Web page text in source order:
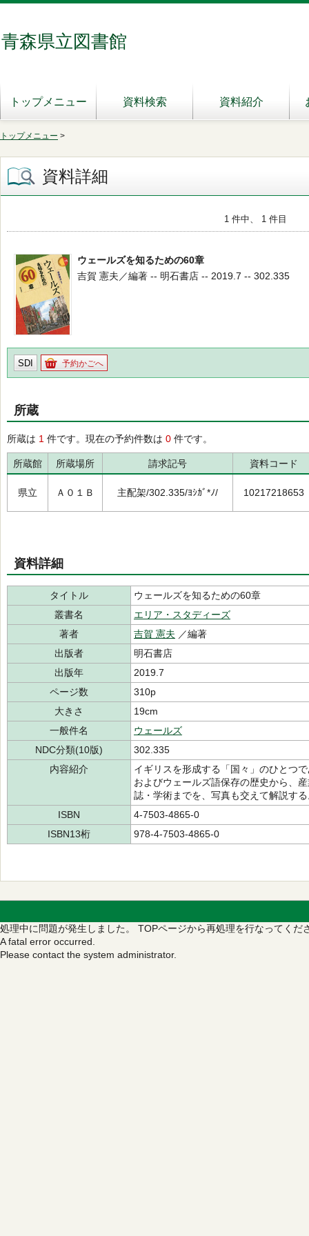
青森県立図書館
トップメニュー 資料検索 資料紹介
トップメニュー >
資料詳細
1 件中、 1 件目
ウェールズを知るための60章
吉賀 憲夫／編著 -- 明石書店 -- 2019.7 -- 302.335
SDI 予約かごへ
所蔵
所蔵は 1 件です。現在の予約件数は 0 件です。
所蔵館 所蔵場所 請求記号 資料コード
県立 Ａ０１Ｂ 主配架/302.335/ﾖｼｶﾞ*ﾉ/ 10217218653
資料詳細
タイトル
ウェールズを知るための60章
叢書名
エリア・スタディーズ
著者
吉賀 憲夫 ／編著
出版者
明石書店
出版年
2019.7
ページ数
310p
大きさ
19cm
一般件名
ウェールズ
NDC分類(10版)
302.335
内容紹介
イギリスを形成する「国々」のひとつ
およびウェールズ語保存の歴史から、
誌・学術までを、写真も交えて解説す
ISBN
4-7503-4865-0
ISBN13桁
978-4-7503-4865-0
処理中に問題が発生しました。 TOPページから再処理を行なってくだ
A fatal error occurred.
Please contact the system administrator.